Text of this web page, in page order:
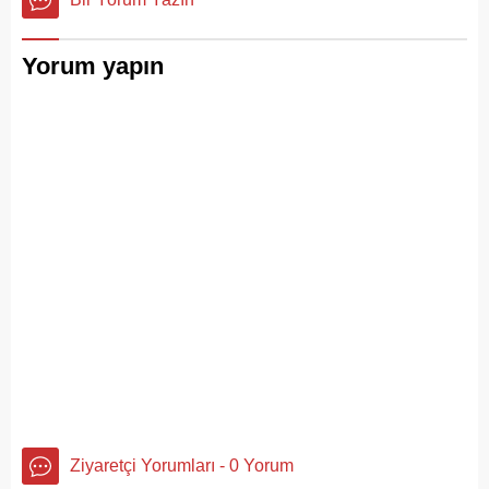
Yorum yapın
Ziyaretçi Yorumları - 0 Yorum